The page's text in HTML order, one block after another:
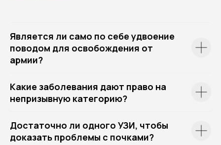
Является ли само по себе удвоение
поводом для освобождения от
армии?
Какие заболевания дают право на
непризывную категорию?
Достаточно ли одного УЗИ, чтобы
доказать проблемы с почками?